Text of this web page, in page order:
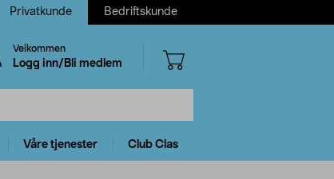
Privatkunde Bedriftskunde
Velkommen
Logg inn/Bli medlem
Våre tjenester Club Clas